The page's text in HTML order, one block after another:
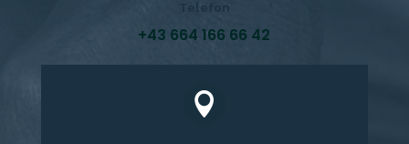
Telefon
+43 664 166 66 42
